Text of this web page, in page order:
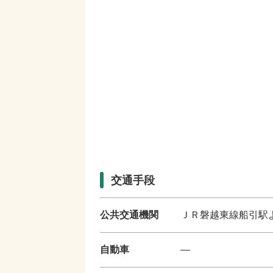
交通手段
公共交通機関 ＪＲ磐越東線船引駅
自動車 ―